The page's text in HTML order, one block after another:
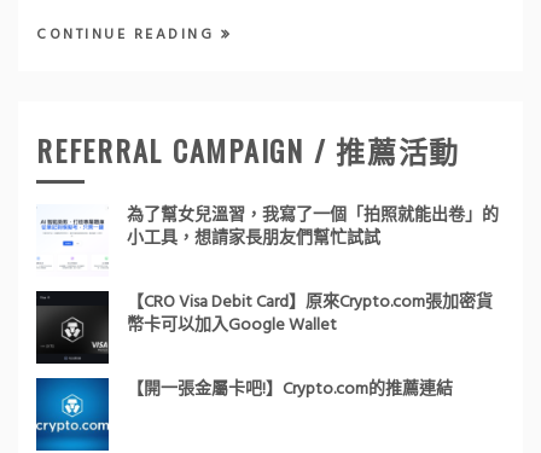
CONTINUE READING
REFERRAL CAMPAIGN / 推薦活動
為了幫女兒溫習，我寫了一個「拍照就能出卷」的
小工具，想請家長朋友們幫忙試試
【CRO Visa Debit Card】原來Crypto.com張加密貨
幣卡可以加入Google Wallet
【開一張金屬卡吧!】Crypto.com的推薦連結